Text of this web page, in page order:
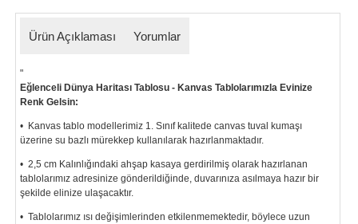
Ürün Açıklaması Yorumlar
"
Eğlenceli Dünya Haritası Tablosu - Kanvas Tablolarımızla Evinize
Renk Gelsin:
• Kanvas tablo modellerimiz 1. Sınıf kalitede canvas tuval kumaşı
üzerine su bazlı mürekkep kullanılarak hazırlanmaktadır.
• 2,5 cm Kalınlığındaki ahşap kasaya gerdirilmiş olarak hazırlanan
tablolarımız adresinize gönderildiğinde, duvarınıza asılmaya hazır bir
şekilde elinize ulaşacaktır.
• Tablolarımız ısı değişimlerinden etkilenmemektedir, böylece uzun